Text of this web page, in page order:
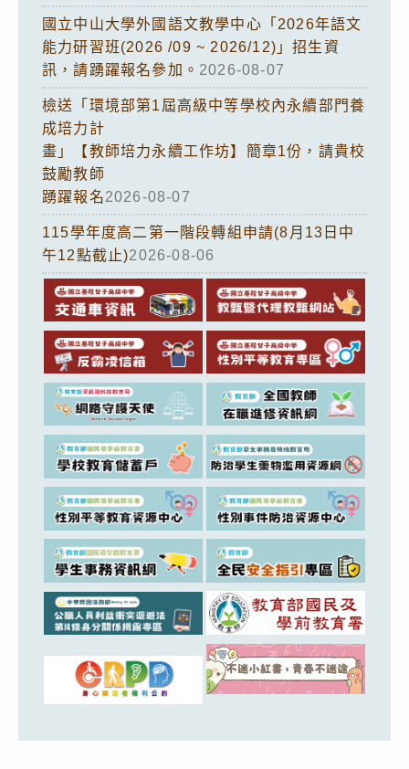
國立中山大學外國語文教學中心「2026年語文
能力研習班(2026 /09 ~ 2026/12)」招生資
訊，請踴躍報名參加。 2026-08-07
檢送「環境部第1屆高級中等學校內永續部門養
成培力計
畫」【教師培力永續工作坊】簡章1份，請貴校
鼓勵教師
踴躍報名2026-08-07
115學年度高二第一階段轉組申請(8月13日中
午12點截止)2026-08-06